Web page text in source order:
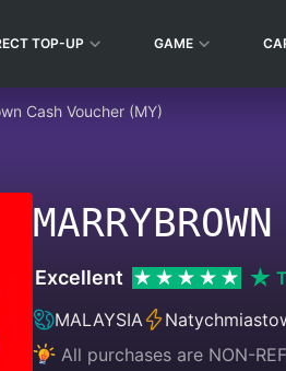
TOP-UP GAME
Cash Voucher (MY)
Excellent
MALAYSIA
All purchases are NON-